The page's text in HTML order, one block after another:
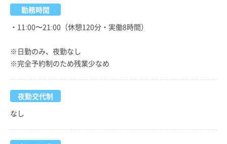
勤務時間
・11:00〜21:00（休憩120分・実働8時間）
※日勤のみ、夜勤なし
※完全予約制のため残業少なめ
夜勤交代制
なし